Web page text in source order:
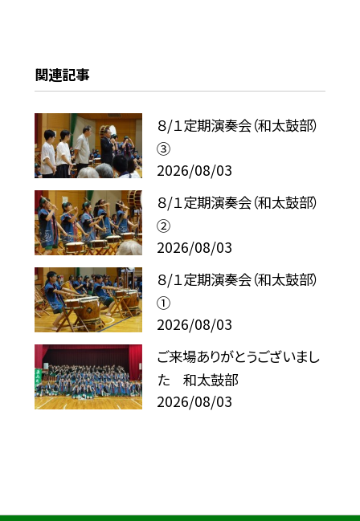
関連記事
８/１定期演奏会（和太鼓部）
③
2026/08/03
８/１定期演奏会（和太鼓部）
②
2026/08/03
８/１定期演奏会（和太鼓部）
①
2026/08/03
ご来場ありがとうございまし
た 和太鼓部
2026/08/03